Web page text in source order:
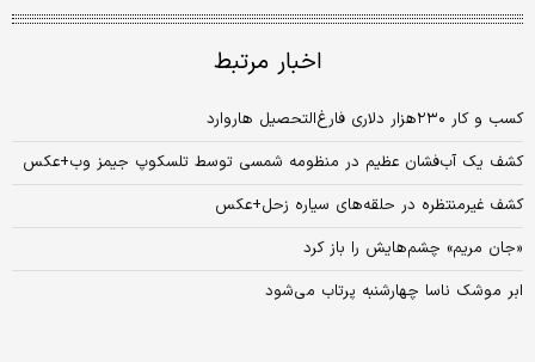
اخبار مرتبط
کسب و کار ۲۳۰‌هزار دلاری فارغ‌‌‌التحصیل هاروارد
کشف یک آب‌فشان عظیم در منظومه شمسی توسط تلسکوپ جیمز وب+عکس
کشف غیرمنتظره در حلقه‌های سیاره زحل+عکس
«جان مریم» چشم‌هایش را باز کرد
ابر موشک ناسا چهارشنبه پرتاب می‌شود